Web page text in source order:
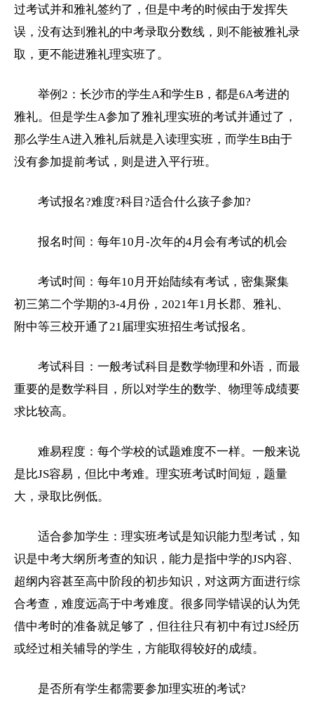
过考试并和雅礼签约了，但是中考的时候由于发挥失
误，没有达到雅礼的中考录取分数线，则不能被雅礼录
取，更不能进雅礼理实班了。
举例2：长沙市的学生A和学生B，都是6A考进的
雅礼。但是学生A参加了雅礼理实班的考试并通过了，
那么学生A进入雅礼后就是入读理实班，而学生B由于
没有参加提前考试，则是进入平行班。
考试报名?难度?科目?适合什么孩子参加?
报名时间：每年10月-次年的4月会有考试的机会
考试时间：每年10月开始陆续有考试，密集聚集
初三第二个学期的3-4月份，2021年1月长郡、雅礼、
附中等三校开通了21届理实班招生考试报名。
考试科目：一般考试科目是数学物理和外语，而最
重要的是数学科目，所以对学生的数学、物理等成绩要
求比较高。
难易程度：每个学校的试题难度不一样。一般来说
是比JS容易，但比中考难。理实班考试时间短，题量
大，录取比例低。
适合参加学生：理实班考试是知识能力型考试，知
识是中考大纲所考查的知识，能力是指中学的JS内容、
超纲内容甚至高中阶段的初步知识，对这两方面进行综
合考查，难度远高于中考难度。很多同学错误的认为凭
借中考时的准备就足够了，但往往只有初中有过JS经历
或经过相关辅导的学生，方能取得较好的成绩。
是否所有学生都需要参加理实班的考试?